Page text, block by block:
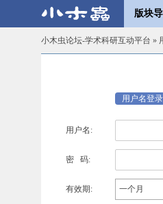
版块
小木虫论坛-学术科研互动平台 »
用户名登录
用户名:
密 码:
有效期: 一个月